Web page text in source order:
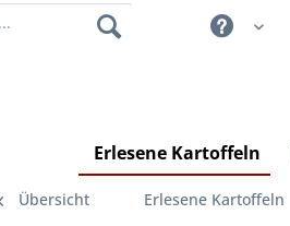
Erlesene Kartoffeln
Übersicht Erlesene Kartoffeln